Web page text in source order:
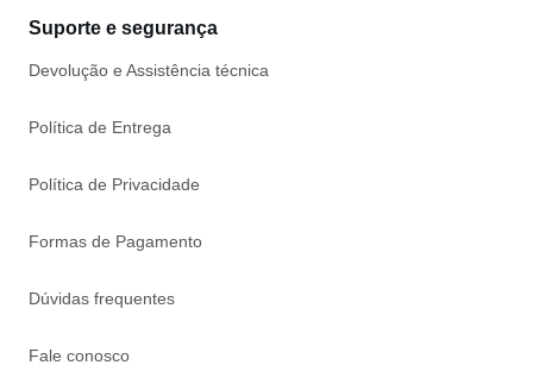
Suporte e segurança
Devolução e Assistência técnica
Política de Entrega
Política de Privacidade
Formas de Pagamento
Dúvidas frequentes
Fale conosco